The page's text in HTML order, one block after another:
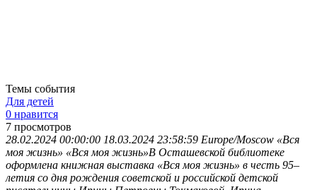
Темы события
Для детей
0 нравится
7 просмотров
28.02.2024 00:00:00 18.03.2024 23:58:59 Europe/Moscow «Вся
моя жизнь» «Вся моя жизнь»В Осташевской библиотеке
оформлена книжная выставка «Вся моя жизнь» в честь 95–
летия со дня рождения советской и российской детской